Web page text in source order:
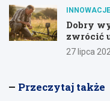
INNOWACJE
Dobry
zwrócić
27 lipca
Przeczytaj także